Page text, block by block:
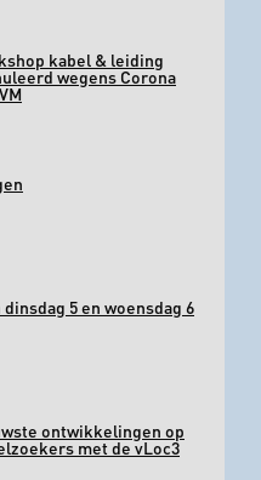
kabel & leiding
wegens Corona
5 en woensdag 6
ontwikkelingen op
met de vLoc3